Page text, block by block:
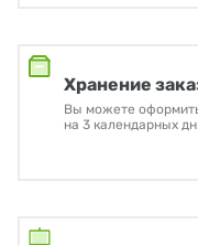
Хранение
Вы можете
на 3 календарных